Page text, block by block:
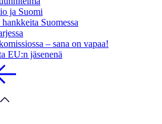
ja Suomi
Suomessa
– sana on vapaa!
EU:n jäsenenä